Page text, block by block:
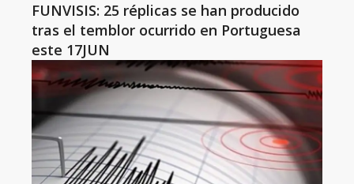
FUNVISIS: 25 réplicas se han producido
tras el temblor ocurrido en Portuguesa
este 17JUN